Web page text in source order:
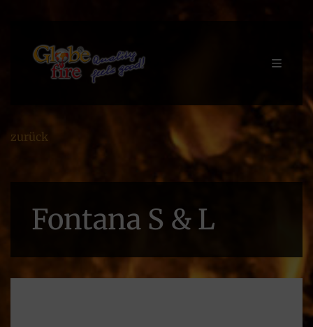
zurück
Fontana S & L